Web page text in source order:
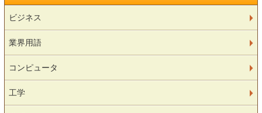
ビジネス
業界用語
コンピュータ
工学